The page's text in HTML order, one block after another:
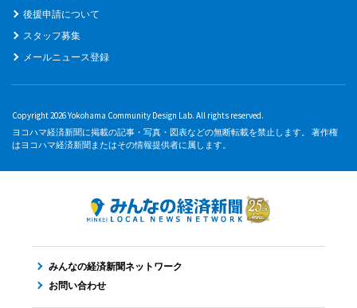
後援申請について
スタッフ募集
メールニュース登録
Copyright 2026 Yokohama Community Design Lab. All rights reserved.
ヨコハマ経済新聞に掲載の記事・写真・図表などの無断転載を禁止します。 著作権
はヨコハマ経済新聞またはその情報提供者に属します。
みんなの経済新聞ネットワーク
お問い合わせ